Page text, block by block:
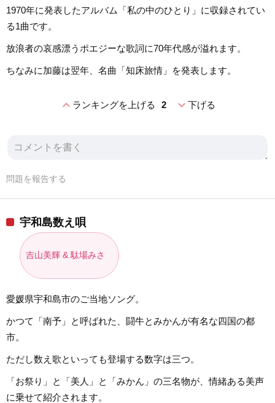
1970年に発表したアルバム「私の中のひとり」に収録されてい
る1曲です。
放浪者の哀感漂うポエジーな歌詞に70年代感が溢れます。
ちなみに加藤は翌年、名曲「知床旅情」を発表します。
expand_lessランキングを上げる 2 expand_more下げる
問題を報告する
宇和島数え唄
吉山美輝 & 駄場みさ
愛媛県宇和島市のご当地ソング。
かつて「南予」と呼ばれた、闘牛とみかんが有名な四国の都
市。
ただし数え歌といっても登場する数字は三つ。
「お祭り」と「美人」と「みかん」の三名物が、情緒ある美声
に乗せて紹介されます。